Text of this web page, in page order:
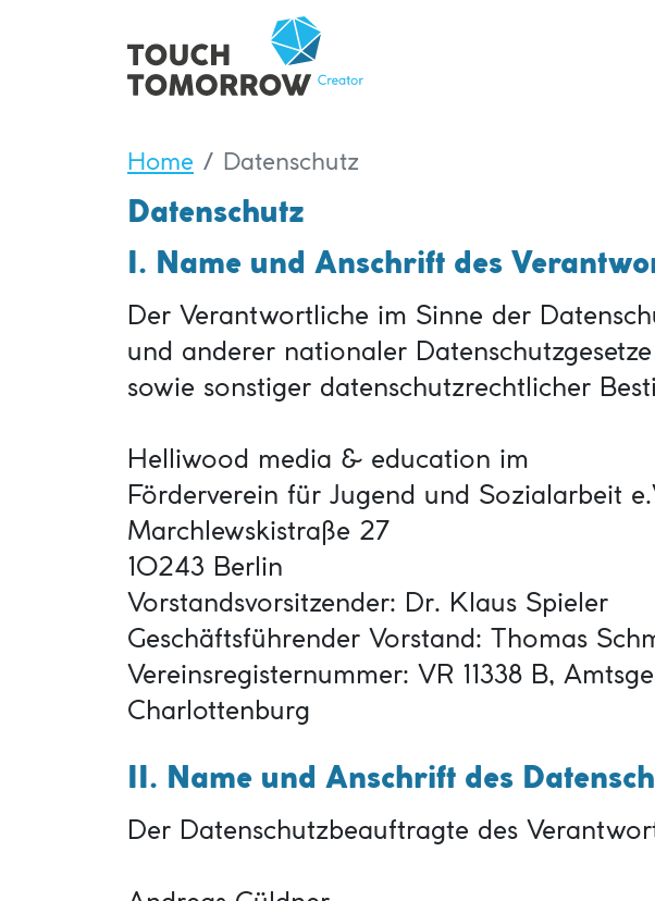
Home Datenschutz
Datenschutz
I. Name und Anschrift des
Der Verantwortliche im Sinne der
und anderer nationaler
sowie sonstiger datenschutzrechtlicher
Helliwood media & education im
Förderverein für Jugend und Sozialarbeit
Marchlewskistraße 27
10243 Berlin
Vorstandsvorsitzender: Dr. Klaus Spieler
Geschäftsführender Vorstand: Thomas
Vereinsregisternummer: VR 11338 B,
Charlottenburg
II. Name und Anschrift des
Der Datenschutzbeauftragte des